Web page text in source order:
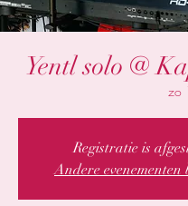
Yentl solo @
zo
Registratie is
Andere evenementen